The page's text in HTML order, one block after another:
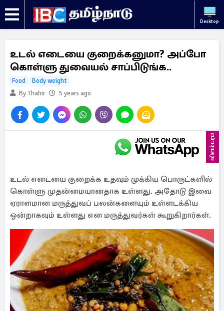
Desktop
உடல் எடையை குறைக்கனுமா? அப்போ
கொள்ளு துவையல் சாப்பிடுங்க..
Food
Body weight
By Thahir
5 years ago
விளம்பரம்
உடல் எடையை குறைக்க உதவும் முக்கிய பொருட்களில்
கொள்ளு முதன்மையானதாக உள்ளது. அதோடு இவை
ஏராளமான மருத்துவப் பலன்களையும் உள்ளடக்கிய
ஒன்றாகவும் உள்ளது என மருத்துவர்கள் கூறுகிறார்கள்.